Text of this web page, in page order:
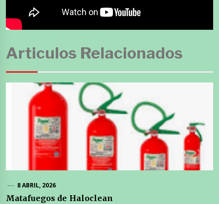
Articulos Relacionados
8 ABRIL, 2026
Matafuegos de Haloclean